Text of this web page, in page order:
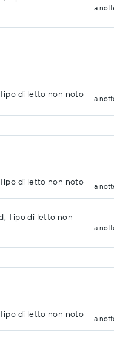
a
di letto non noto a
di letto non noto a
Tipo di letto non
a
di letto non noto a